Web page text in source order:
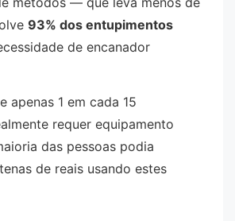
93% dos entupimentos
de encanador
apenas 1 em cada 15
requer equipamento
das pessoas podia
de reais usando estes